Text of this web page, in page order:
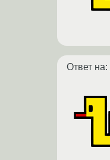
Ответ на: